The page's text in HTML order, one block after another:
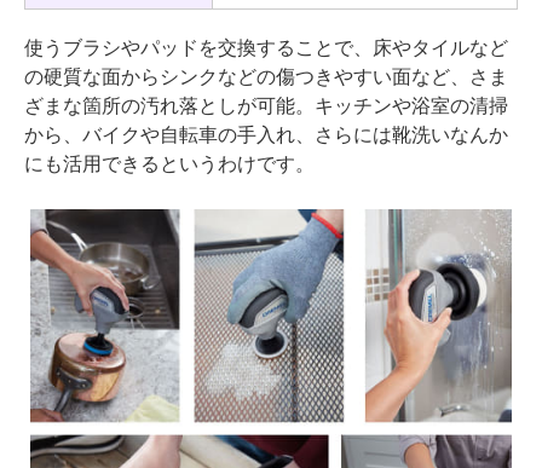
使うブラシやパッドを交換することで、床やタイルなど
の硬質な面からシンクなどの傷つきやすい面など、さま
ざまな箇所の汚れ落としが可能。キッチンや浴室の清掃
から、バイクや自転車の手入れ、さらには靴洗いなんか
にも活用できるというわけです。